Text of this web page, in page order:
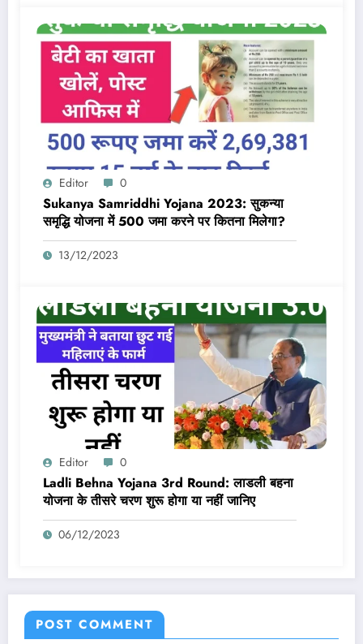
Editor 0
Sukanya Samriddhi Yojana 2023: सुकन्या
समृद्धि योजना में 500 जमा करने पर कितना मिलेगा?
13/12/2023
Editor 0
Ladli Behna Yojana 3rd Round: लाडली बहना
योजना के तीसरे चरण शुरू होगा या नहीं जानिए
06/12/2023
POST COMMENT